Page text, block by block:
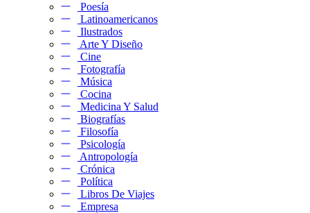
Poesía
Latinoamericanos
Ilustrados
Arte Y Diseño
Cine
Fotografía
Música
Cocina
Medicina Y Salud
Biografías
Filosofía
Psicología
Antropología
Crónica
Política
Libros De Viajes
Empresa